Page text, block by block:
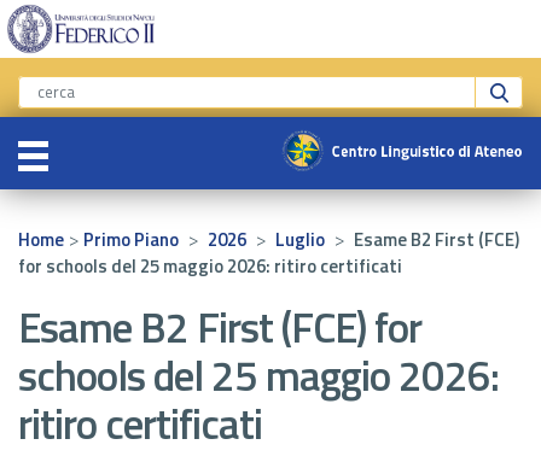
Home > Primo Piano > 2026 > Luglio > Esame B2 First (FCE)
for schools del 25 maggio 2026: ritiro certificati
Esame B2 First (FCE) for
schools del 25 maggio 2026:
ritiro certificati